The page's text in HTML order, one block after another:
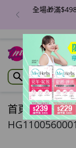
全場🎁滿
首頁/草姬 燒
HG1100560001